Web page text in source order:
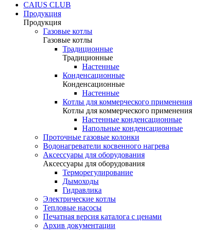
CAIUS CLUB
Продукция
Продукция
Газовые котлы
Газовые котлы
Традиционные
Традиционные
Настенные
Конденсационные
Конденсационные
Настенные
Котлы для коммерческого применения
Котлы для коммерческого применения
Настенные конденсационные
Напольные конденсационные
Проточные газовые колонки
Водонагреватели косвенного нагрева
Аксессуары для оборудования
Аксессуары для оборудования
Терморегулирование
Дымоходы
Гидравлика
Электрические котлы
Тепловые насосы
Печатная версия каталога с ценами
Архив документации